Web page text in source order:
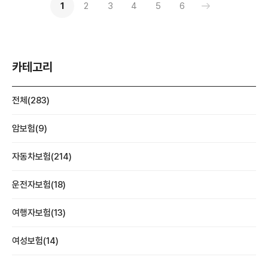
1 2 3 4 5 6
카테고리
전체(283)
암보험(9)
자동차보험(214)
운전자보험(18)
여행자보험(13)
여성보험(14)